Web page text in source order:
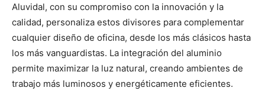
Aluvidal, con su compromiso con la innovación y la
calidad, personaliza estos divisores para complementar
cualquier diseño de oficina, desde los más clásicos hasta
los más vanguardistas. La integración del aluminio
permite maximizar la luz natural, creando ambientes de
trabajo más luminosos y energéticamente eficientes.